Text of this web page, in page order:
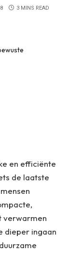
8 3 MINS READ
en efficiënte
de laatste
verwarmen
dieper ingaan